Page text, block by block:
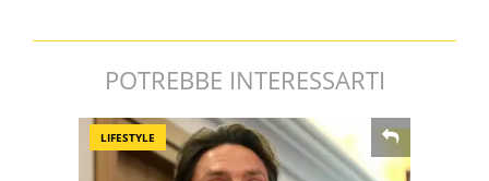
POTREBBE INTERESSARTI
LIFESTYLE